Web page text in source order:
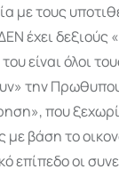
με τους
έχει δεξιούς
είναι όλοι
την
που
με βάση το
επίπεδο οι